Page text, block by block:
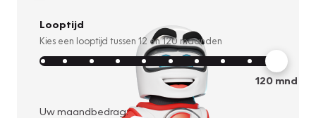
Looptijd
Kies een looptijd tussen 12 en120 maanden
120mnd
Uw maandbedrag: